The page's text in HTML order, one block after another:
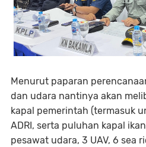
Menurut paparan
dan udara nantinya akan
kapal pemerintah (termasuk
ADRI, serta puluhan kapal
pesawat udara, 3 UAV, 6 sea